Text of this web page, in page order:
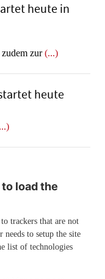
heute in
zur(...)
heute
load the
trackers that are not
to setup the site
list of technologies